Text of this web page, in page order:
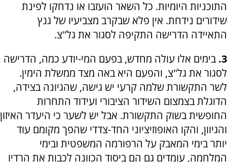
התוכניות היומיות. כל השאר הועזבו או נדחקו לפינת
שידורים נידחת. אין פלא שבקרב מצביעיו של גנץ
התאיידה הדרישה התקיפה לסגור את גל"צ.
3. בימים אלו עולה מחדש, בפעם המי-יודע כמה, הדרישה
לסגור את גל"צ, והפעם היא באה מצד ממשלת הימין.
לשר התקשורת שלמה קרעי יש גישה, שהגיונה בצידה,
הדוגלת בצמצום השידור הציבורי ועידוד התחרות
החופשית בשוק התקשורת. אבל יש לשער כי היעדר האיזון
והגיוון, והקו האופוזיציוני החד-צדדי שהפך מקומם עוד
יותר בימי המאבק על הרפורמה המשפטית ובימי
המלחמה, עומדים גם הם ביסוד הכוונה לכבות את הרדיו